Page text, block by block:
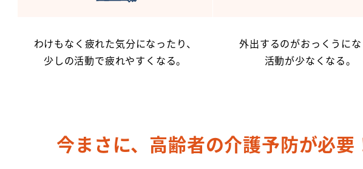
わけもなく疲れた気分になったり、
少しの活動で疲れやすくなる。
外出するのがおっくうにな
活動が少なくなる。
今まさに、高齢者の介護予防が必要